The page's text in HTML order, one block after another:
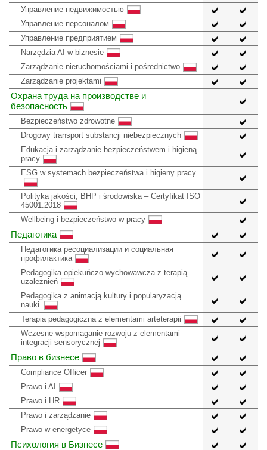
Управление недвижимостью
Управление персоналом
Управление предприятием
Narzędzia AI w biznesie
Zarządzanie nieruchomościami i pośrednictwo
Zarządzanie projektami
Охрана труда на производстве и
безопасность
Bezpieczeństwo zdrowotne
Drogowy transport substancji niebezpiecznych
Edukacja i zarządzanie bezpieczeństwem i higieną
pracy
ESG w systemach bezpieczeństwa i higieny pracy
Polityka jakości, BHP i środowiska – Certyfikat ISO
45001:2018
Wellbeing i bezpieczeństwo w pracy
Педагогика
Педагогика ресоциализации и социальная
профилактика
Pedagogika opiekuńczo-wychowawcza z terapią
uzależnień
Pedagogika z animacją kultury i popularyzacją
nauki
Terapia pedagogiczna z elementami arteterapii
Wczesne wspomaganie rozwoju z elementami
integracji sensorycznej
Право в бизнесе
Compliance Officer
Prawo i AI
Prawo i HR
Prawo i zarządzanie
Prawo w energetyce
Психология в Бизнесе